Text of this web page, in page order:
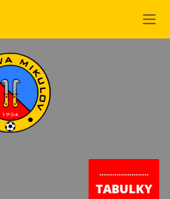
.......................
TABULKY